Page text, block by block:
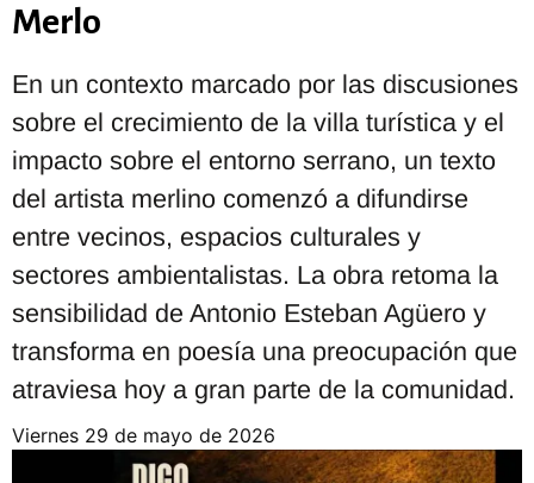
Merlo
En un contexto marcado por las discusiones
sobre el crecimiento de la villa turística y el
impacto sobre el entorno serrano, un texto
del artista merlino comenzó a difundirse
entre vecinos, espacios culturales y
sectores ambientalistas. La obra retoma la
sensibilidad de Antonio Esteban Agüero y
transforma en poesía una preocupación que
atraviesa hoy a gran parte de la comunidad.
viernes 29 de mayo de 2026